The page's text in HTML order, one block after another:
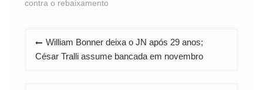
contra o rebaixamento
Navegação
de
William Bonner deixa o JN após 29 anos;
César Tralli assume bancada em novembro